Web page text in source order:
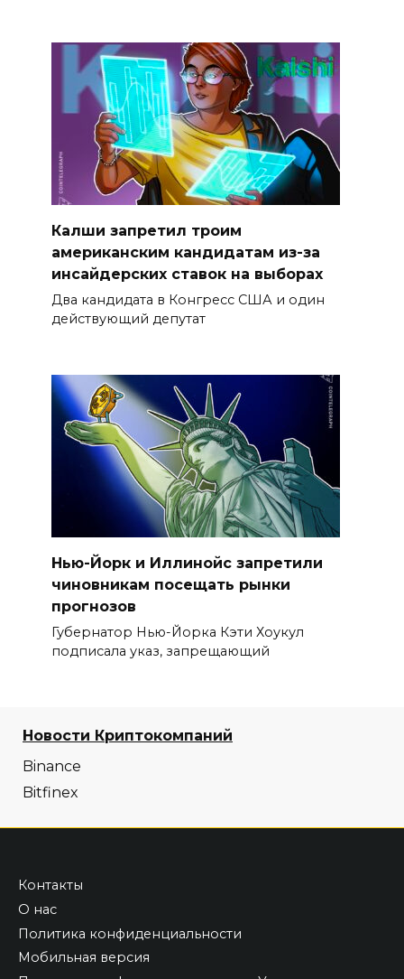
Калши запретил троим
американским кандидатам из-за
инсайдерских ставок на выборах
Два кандидата в Конгресс США и один
действующий депутат
Нью-Йорк и Иллинойс запретили
чиновникам посещать рынки
прогнозов
Губернатор Нью-Йорка Кэти Хоукул
подписала указ, запрещающий
Новости Криптокомпаний
Binance
Bitfinex
Контакты
О нас
Политика конфиденциальности
Мобильная версия